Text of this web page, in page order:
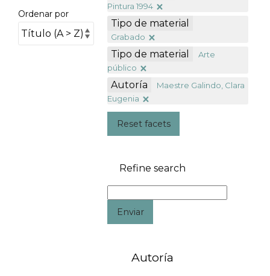
Ordenar por
Pintura 1994
Tipo de material
Grabado
Tipo de material
Arte
público
Autoría
Maestre Galindo, Clara
Eugenia
Reset facets
Refine search
Enviar
Autoría